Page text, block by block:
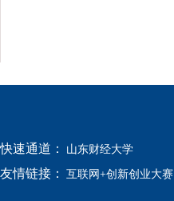
快速通道： 山东财经大学
友情链接： 互联网+创新创业大赛